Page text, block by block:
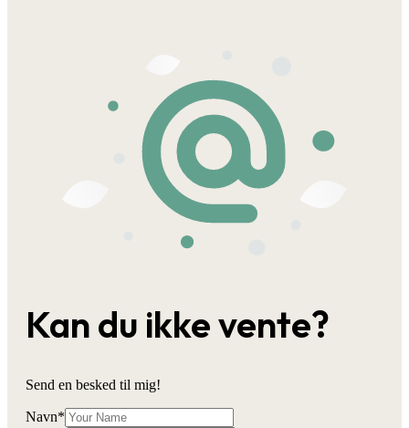
Kan du ikke vente?
Send en besked til mig!
Navn*